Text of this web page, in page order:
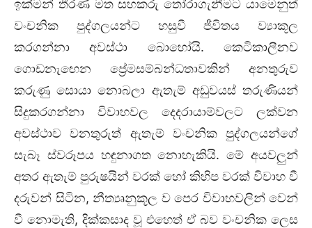
ඉක්මන් තීරණ මත සහකරු තෝරාගැනීමට යාමෙනුත්
වංචනික පුද්ගලයන්ට හසුවී ජීවිතය ව්‍යාකූල
කරගන්නා අවස්ථා බොහෝයි. කෙටිකාලීනව
ගොඩනැඟෙන ප්‍රේමසම්බන්ධතාවකින් අනතුරුව
කරුණු සොයා නොබලා ඇතැම් අඩුවයස් තරුණියන්
සිදුකරගන්නා විවාහවල දෙදරායාම්වලට ලක්වන
අවස්ථාව වනතුරුත් ඇතැම් වංචනික පුද්ගලයන්ගේ
සැබෑ ස්වරූපය හඳුනාගත නොහැකියි. මේ අයවලුන්
අතර ඇතැම් පුරුෂයින් වරක් හෝ කිහිප වරක් විවාහ වී
දරුවන් සිටින, නීත්‍යෘනුකූල ව පෙර විවාහවලින් වෙන්
වී නොමැති, දික්කසාද වූ එහෙත් ඒ බව වංචනික ලෙස